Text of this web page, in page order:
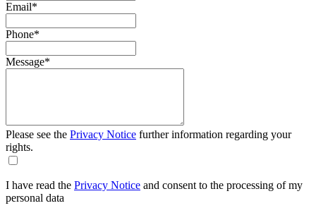
Email*
Phone*
Message*
Please see the Privacy Notice further information regarding your
rights.
I have read the Privacy Notice and consent to the processing of my
personal data